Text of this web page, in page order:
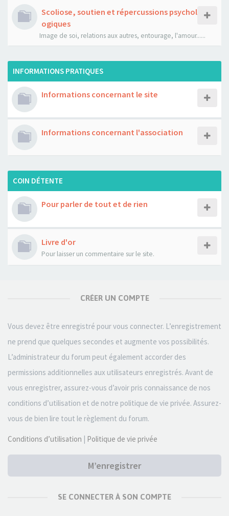
Scoliose, soutien et répercussions psychol
ogiques
Image de soi, relations aux autres, entourage, l'amour......
INFORMATIONS PRATIQUES
Informations concernant le site
Informations concernant l'association
COIN DÉTENTE
Pour parler de tout et de rien
Livre d'or
Pour laisser un commentaire sur le site.
CRÉER UN COMPTE
Vous devez être enregistré pour vous connecter. L’enregistrement
ne prend que quelques secondes et augmente vos possibilités.
L’administrateur du forum peut également accorder des
permissions additionnelles aux utilisateurs enregistrés. Avant de
vous enregistrer, assurez-vous d’avoir pris connaissance de nos
conditions d’utilisation et de notre politique de vie privée. Assurez-
vous de bien lire tout le règlement du forum.
Conditions d’utilisation | Politique de vie privée
M’enregistrer
SE CONNECTER À SON COMPTE